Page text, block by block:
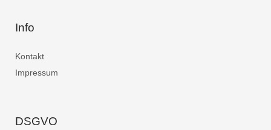
Info
Kontakt
Impressum
DSGVO